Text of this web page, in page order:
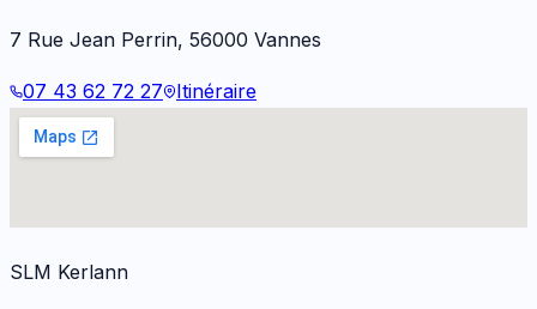
7 Rue Jean Perrin, 56000 Vannes
07 43 62 72 27 Itinéraire
SLM Kerlann